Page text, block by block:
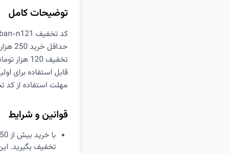
توضیحات کامل
کد تخفیف Aban-n121 ویژه رستوران
حداقل خرید 250 هزار تومان
تخفیف 120 هزار تومانی
قابل استفاده برای
مهلت استفاده از
قوانین و شرایط
تخفیف بگیرید.